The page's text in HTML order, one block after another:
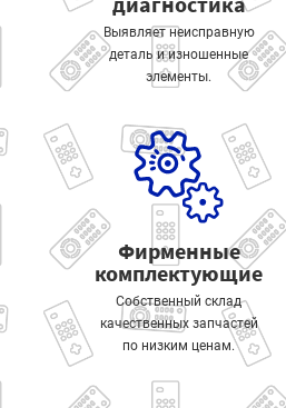
Выявляет неисправную
деталь и изношенные
элементы.
Фирменные
комплектующие
Собственный склад
качественных запчастей
по низким ценам.